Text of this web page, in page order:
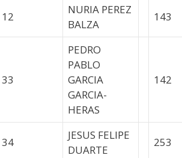
12
NURIA PEREZ
BALZA
143
33
PEDRO
PABLO
GARCIA
GARCIA-
HERAS
142
34
JESUS FELIPE
DUARTE
253